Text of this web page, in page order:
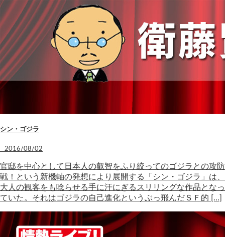
シン・ゴジラ
2016/08/02
官邸を中心として日本人の叡智をふり絞ってのゴジラとの攻防
戦！という新機軸の発想により展開する「シン・ゴジラ」は、
大人の観客をも唸らせる手に汗にぎるスリリングな作品となっ
ていた。それはゴジラの自己進化というぶっ飛んだＳＦ的 […]